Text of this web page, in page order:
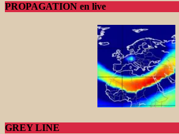
PROPAGATION en live
GREY LINE